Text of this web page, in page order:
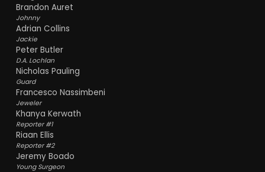
Brandon Auret
Johnny
Adrian Collins
Jackie
Peter Butler
D.A. Lochlan
Nicholas Pauling
Guard
Francesco Nassimbeni
Jeweler
Khanya Kerwath
Reporter #1
Riaan Ellis
Reporter #2
Jeremy Boado
Young Surgeon